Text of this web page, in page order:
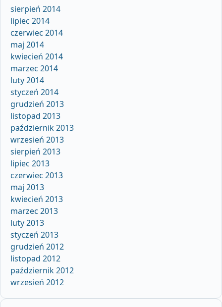
sierpień 2014
lipiec 2014
czerwiec 2014
maj 2014
kwiecień 2014
marzec 2014
luty 2014
styczeń 2014
grudzień 2013
listopad 2013
październik 2013
wrzesień 2013
sierpień 2013
lipiec 2013
czerwiec 2013
maj 2013
kwiecień 2013
marzec 2013
luty 2013
styczeń 2013
grudzień 2012
listopad 2012
październik 2012
wrzesień 2012